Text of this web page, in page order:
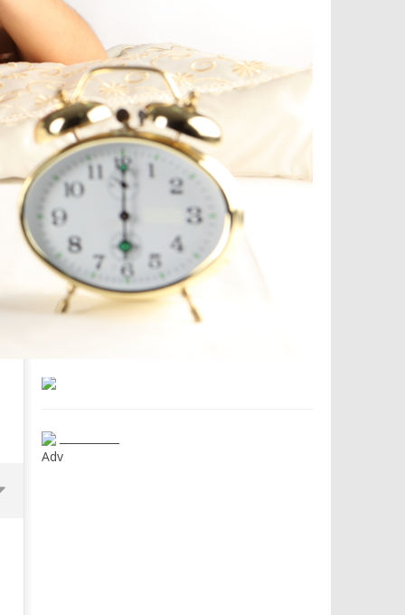
___________
Adv